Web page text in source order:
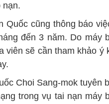
nạn.
Quốc cũng thông báo
đến 3 năm. Do máy
viên sẽ cần tham khảo
Choi Sang-mok tuyên
trong vụ tai nạn máy